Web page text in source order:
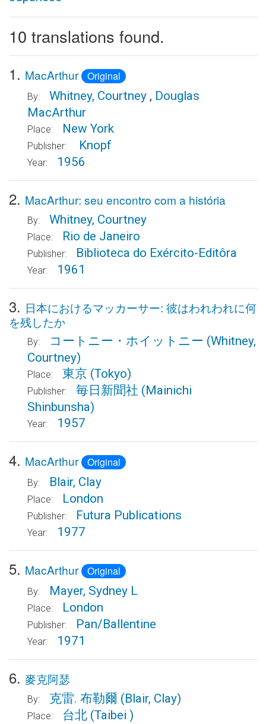
10 translations found.
1. MacArthur Original
By: Whitney, Courtney , Douglas
MacArthur
Place: New York
Publisher: Knopf
Year: 1956
2. MacArthur: seu encontro com a história
By: Whitney, Courtney
Place: Rio de Janeiro
Publisher: Biblioteca do Exército-Editôra
Year: 1961
3. 日本におけるマッカーサー: 彼はわれわれに何
を残したか
By: コートニー・ホイットニー (Whitney,
Courtney)
Place: 東京 (Tokyo)
Publisher: 毎日新聞社 (Mainichi
Shinbunsha)
Year: 1957
4. MacArthur Original
By: Blair, Clay
Place: London
Publisher: Futura Publications
Year: 1977
5. MacArthur Original
By: Mayer, Sydney L
Place: London
Publisher: Pan/Ballentine
Year: 1971
6. 麥克阿瑟
By: 克雷. 布勒爾 (Blair, Clay)
Place: 台北 (Taibei )